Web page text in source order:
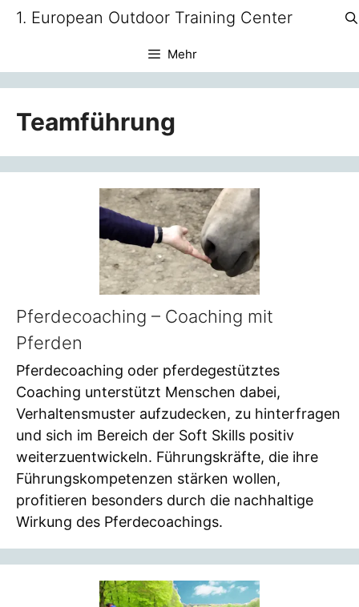
Zum1. European Outdoor Training Center
Mehr
Teamführung
Pferdecoaching – Coaching mit
Pferden
Pferdecoaching oder pferdegestütztes
Coaching unterstützt Menschen dabei,
Verhaltensmuster aufzudecken, zu hinterfragen
und sich im Bereich der Soft Skills positiv
weiterzuentwickeln. Führungskräfte, die ihre
Führungskompetenzen stärken wollen,
profitieren besonders durch die nachhaltige
Wirkung des Pferdecoachings.